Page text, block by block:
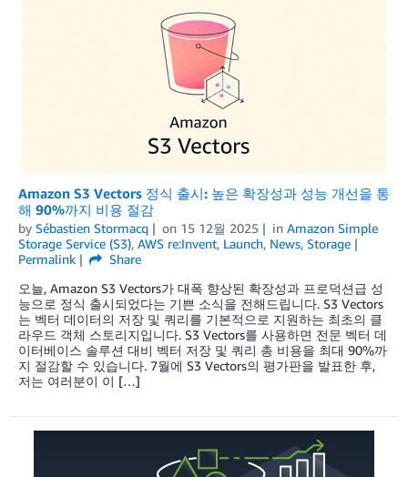
Amazon S3 Vectors 정식 출시: 높은 확장성과 성능 개선을 통
해 90%까지 비용 절감
by Sébastien Stormacq on 15 12월 2025 in Amazon Simple
Storage Service (S3), AWS re:Invent, Launch, News, Storage
Permalink
Share
오늘, Amazon S3 Vectors가 대폭 향상된 확장성과 프로덕션급 성
능으로 정식 출시되었다는 기쁜 소식을 전해드립니다. S3 Vectors
는 벡터 데이터의 저장 및 쿼리를 기본적으로 지원하는 최초의 클
라우드 객체 스토리지입니다. S3 Vectors를 사용하면 전문 벡터 데
이터베이스 솔루션 대비 벡터 저장 및 쿼리 총 비용을 최대 90%까
지 절감할 수 있습니다. 7월에 S3 Vectors의 평가판을 발표한 후,
저는 여러분이 이 […]